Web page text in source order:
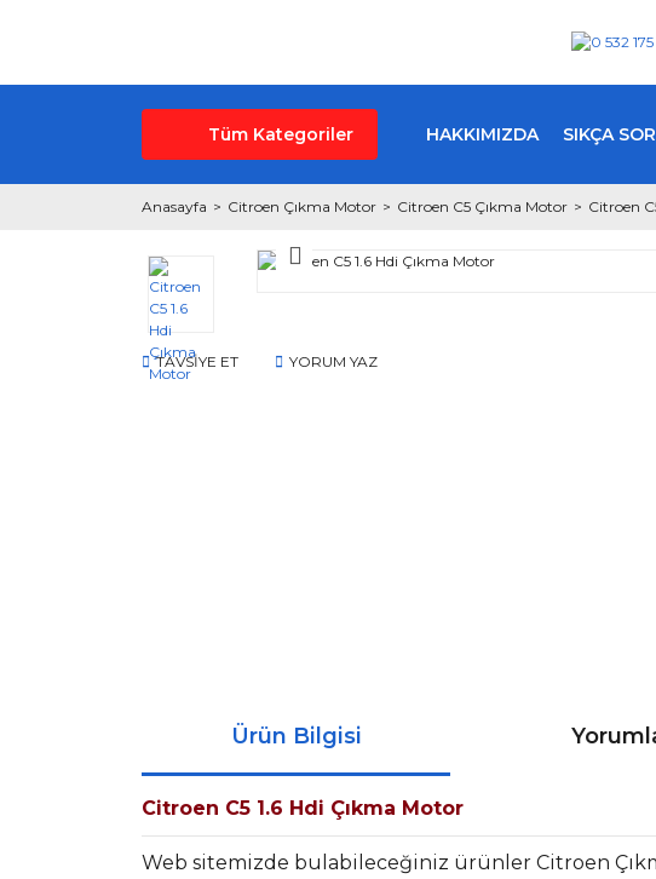
Tüm Kategoriler HAKKIMIZDA SIKÇA
Anasayfa Citroen Çıkma Motor Citroen C5 Çıkma Motor Citroen
TAVSİYE ET YORUM YAZ
Ürün Bilgisi
Citroen C5 1.6 Hdi Çıkma Motor
Web sitemizde bulabileceğiniz ürünler Citroen